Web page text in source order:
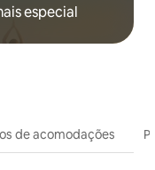
especial
de acomodações